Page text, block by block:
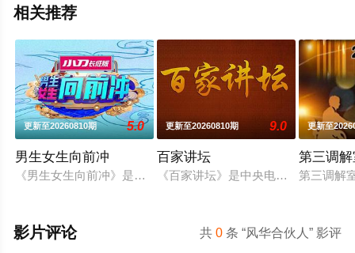
相关推荐
更新至20260810期 5.0
男生女生向前冲
《男生女生向前冲》是安徽卫视一档大型户外竞技类真人秀节
更新至20260810期 9.0
百家讲坛
《百家讲坛》是中央电视台科教频
更新至
第三调
第三调解
共0 条 “风华合伙人” 影评
影片评论